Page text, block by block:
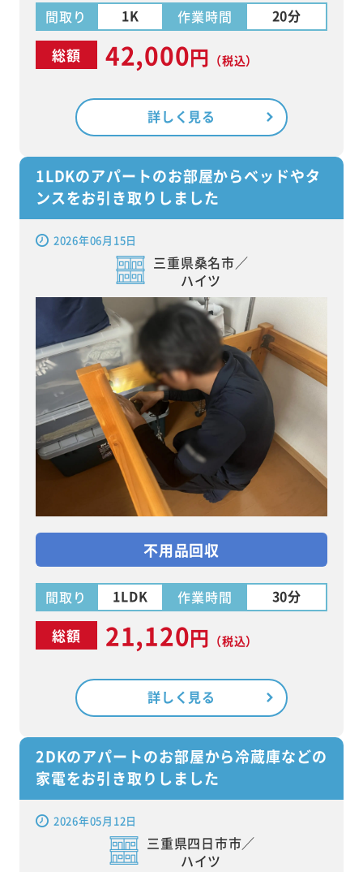
間取り 1K 作業時間 20分
総額 42,000円 （税込）
詳しく見る
1LDKのアパートのお部屋からベッドやタ
ンスをお引き取りしました
2026年06月15日
三重県桑名市／
ハイツ
不用品回収
間取り 1LDK 作業時間 30分
総額 21,120円 （税込）
詳しく見る
2DKのアパートのお部屋から冷蔵庫などの
家電をお引き取りしました
2026年05月12日
三重県四日市市／
ハイツ